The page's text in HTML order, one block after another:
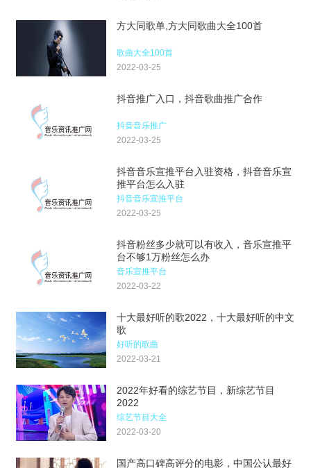
方大同歌单,方大同歌曲大全100首
歌曲大全100首
2022-03-25
抖音推广入口，抖音歌曲推广合作
抖音音乐推广
2022-03-25
抖音音乐宣推平台入驻资格，抖音音乐宣
推平台怎么入驻
抖音音乐宣推平台
2022-03-25
抖音粉丝多少就可以有收入，音乐宣推平
台不够1万粉丝怎么办
音乐宣推平台
2022-03-22
十大最好听的歌2022，十大最好听的中文
歌
好听的歌曲
2022-03-21
2022年好看的综艺节目，新综艺节目
2022
综艺节目大全
2022-03-20
国产高口碑高评分的电影，中国公认最好